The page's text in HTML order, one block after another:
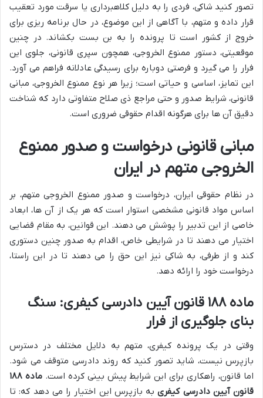
تصور کنید شاکی، فردی را به دلیل کلاهبرداری یا سرقت مورد تعقیب
قرار داده و متهم، با آگاهی از این موضوع، در حال برنامه ریزی برای
خروج از کشور است تا پرونده را به بن بست بکشاند. در چنین
موقعیتی، دستور ممنوع الخروجی، همچون سپری قانونی، جلوی این
فرار را می گیرد و فرصتی دوباره برای رسیدگی عادلانه فراهم می آورد.
این تمایز، اساسی و حیاتی است؛ زیرا هر نوع ممنوع الخروجی، مبانی
قانونی، شرایط صدور و حتی مراجع ذی صلاح متفاوتی دارد که شناخت
دقیق آن ها برای هرگونه اقدام حقوقی ضروری است.
مبانی قانونی درخواست و صدور ممنوع
الخروجی متهم در ایران
در نظام حقوقی ایران، درخواست و صدور ممنوع الخروجی متهم، بر
اساس مواد قانونی مشخصی استوار است که هر یک از آن ها، ابعاد
خاصی از این تدبیر را پوشش می دهند. این قوانین، به مقام قضایی
اختیار می دهند تا در شرایطی خاص، اقدام به صدور چنین دستوری
کند و از طرفی، به شاکی نیز این حق را می دهند تا در این راستا،
درخواست خود را ارائه دهد.
ماده ۱۸۸ قانون آیین دادرسی کیفری: سنگ
بنای جلوگیری از فرار
وقتی در یک پرونده کیفری، متهم به دلایل مختلف در دسترس
بازپرس نیست، شاید تصور کنید که روند دادرسی متوقف می شود.
اما قانون، راهکاری برای این شرایط پیش بینی کرده است.
ماده ۱۸۸
قانون آیین دادرسی کیفریبه بازپرس این اختیار را می دهد که: تا